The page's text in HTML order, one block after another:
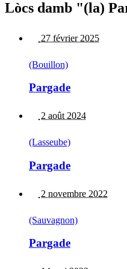
Lòcs damb "(la)
27 février 2025
(Bouillon)
Pargade
2 août 2024
(Lasseube)
Pargade
2 novembre 2022
(Sauvagnon)
Pargade